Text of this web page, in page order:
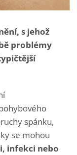
s jehož
problémy
spánku,
se mohou
infekci nebo